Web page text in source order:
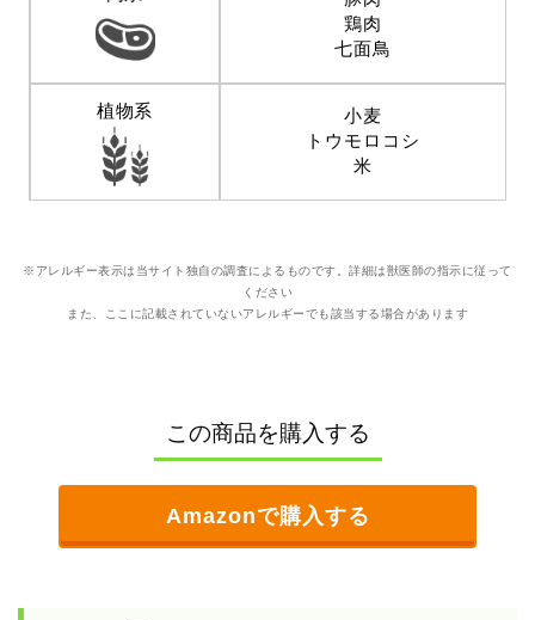
鶏肉
七面鳥
植物系
小麦
トウモロコシ
米
※アレルギー表示は当サイト独自の調査によるものです。詳細は獣医師の指示に従って
ください
また、ここに記載されていないアレルギーでも該当する場合があります
この商品を購入する
Amazonで購入する